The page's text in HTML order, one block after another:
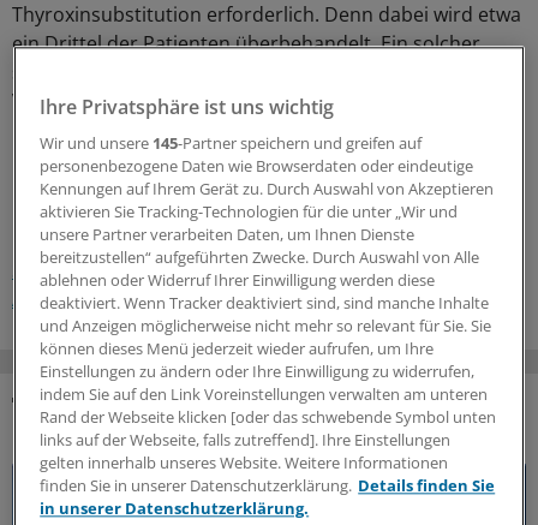
Thyroxinsubstitution erforderlich. Denn dabei wird etwa
ein Drittel der Patienten überbehandelt. Ein solcher
Vorhofflimmern und Frakturen.
0
Schlagworte:
Schilddrüsen-Erkrankungen Herzschwäche
Allgemeinmedizin Innere Medizin
DAS KÖNNTE SIE AUCH INTERESSIEREN
Ihre Privatsphäre ist uns wichtig
Wir und unsere 145-Partner speichern und greifen auf
personenbezogene Daten wie Browserdaten oder eindeutige
Kennungen auf Ihrem Gerät zu. Durch Auswahl von Akzeptieren
aktivieren Sie Tracking-Technologien für die unter „Wir und
unsere Partner verarbeiten Daten, um Ihnen Dienste
bereitzustellen“ aufgeführten Zwecke. Durch Auswahl von Alle
ablehnen oder Widerruf Ihrer Einwilligung werden diese
deaktiviert. Wenn Tracker deaktiviert sind, sind manche Inhalte
und Anzeigen möglicherweise nicht mehr so relevant für Sie. Sie
können dieses Menü jederzeit wieder aufrufen, um Ihre
Einstellungen zu ändern oder Ihre Einwilligung zu widerrufen,
indem Sie auf den Link Voreinstellungen verwalten am unteren
Rand der Webseite klicken [oder das schwebende Symbol unten
links auf der Webseite, falls zutreffend]. Ihre Einstellungen
gelten innerhalb unseres Website. Weitere Informationen
finden Sie in unserer Datenschutzerklärung. Details finden Sie
in unserer Datenschutzerklärung.